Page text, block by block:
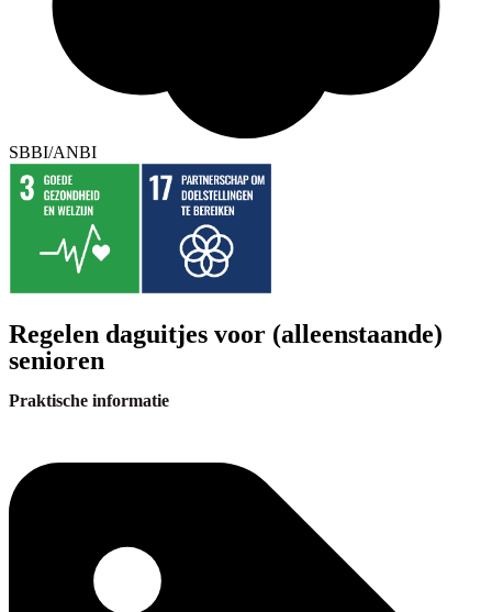
SBBI/ANBI
Regelen daguitjes voor (alleenstaande)
senioren
Praktische informatie